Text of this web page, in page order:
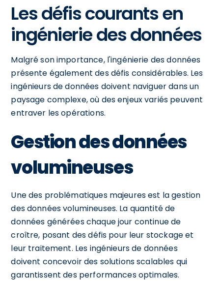
Les défis courants en
ingénierie des données
Malgré son importance, l'ingénierie des données
présente également des défis considérables. Les
ingénieurs de données doivent naviguer dans un
paysage complexe, où des enjeux variés peuvent
entraver les opérations.
Gestion des données
volumineuses
Une des problématiques majeures est la gestion
des données volumineuses. La quantité de
données générées chaque jour continue de
croître, posant des défis pour leur stockage et
leur traitement. Les ingénieurs de données
doivent concevoir des solutions scalables qui
garantissent des performances optimales.